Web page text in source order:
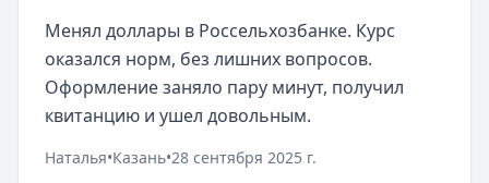
Менял доллары в Россельхозбанке. Курс
оказался норм, без лишних вопросов.
Оформление заняло пару минут, получил
квитанцию и ушел довольным.
Наталья•Казань•28 сентября 2025 г.